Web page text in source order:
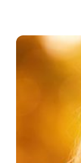
udforske